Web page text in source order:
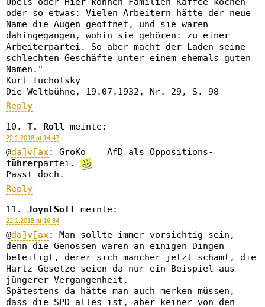
oder so etwas: Vielen Arbeitern hätte der neue
Name die Augen geöffnet, und sie wären
dahingegangen, wohin sie gehören: zu einer
Arbeiterpartei. So aber macht der Laden seine
schlechten Geschäfte unter einem ehemals guten
Namen."
Kurt Tucholsky
Die Weltbühne, 19.07.1932, Nr. 29, S. 98
Reply
T. Roll meinte:
22.1.2018 at 14:47
@da]v[ax: GroKo == AfD als Oppositions-
führerpartei.
Passt doch.
Reply
JoyntSoft meinte:
22.1.2018 at 16:34
@da]v[ax: Man sollte immer vorsichtig sein,
denn die Genossen waren an einigen Dingen
beteiligt, derer sich mancher jetzt schämt, die
Hartz-Gesetze seien da nur ein Beispiel aus
jüngerer Vergangenheit.
Spätestens da hätte man auch merken müssen,
dass die SPD alles ist, aber keiner von den